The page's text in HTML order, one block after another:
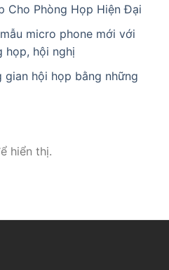
Cho Phòng Họp Hiện Đại
micro phone mới với
họp, hội nghị
gian hội họp bằng những
hiển thị.